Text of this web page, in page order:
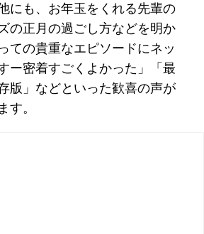
にも、お年玉をくれる先輩の
の正月の過ごし方などを明か
ての貴重なエピソードにネッ
ー密着すごくよかった」「最
版」などといった歓喜の声が
す。